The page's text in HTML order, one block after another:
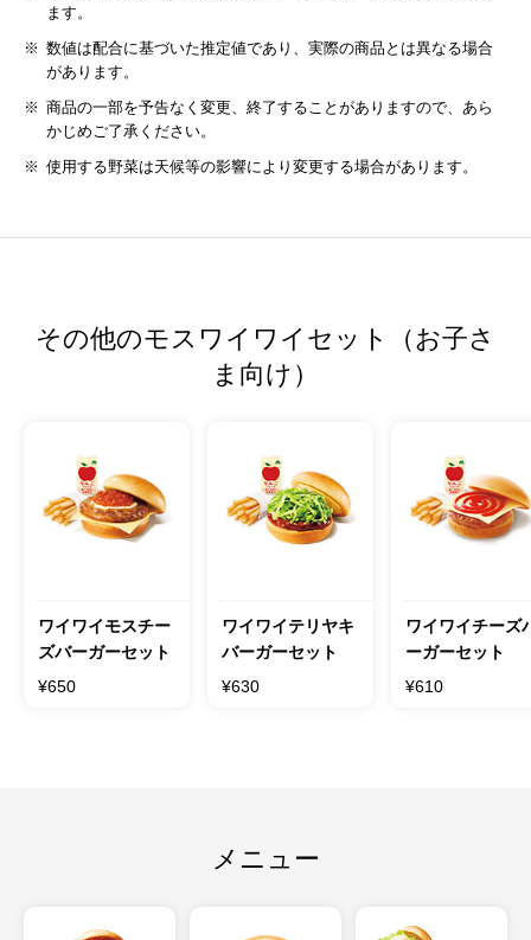
ます。
数値は配合に基づいた推定値であり、実際の商品とは異なる場合
があります。
商品の一部を予告なく変更、終了することがありますので、あら
かじめご了承ください。
使用する野菜は天候等の影響により変更する場合があります。
その他のモスワイワイセット（お子さ
ま向け）
ワイワイモスチー
ズバーガーセット
¥650
ワイワイテリヤキ
バーガーセット
¥630
ワイワイチーズ
ーガーセット
¥610
メニュー